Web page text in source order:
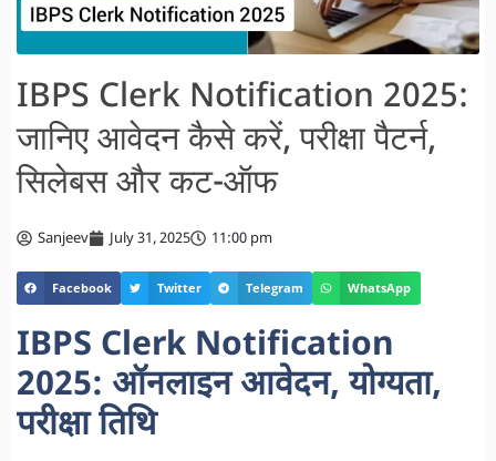
IBPS Clerk Notification 2025:
जानिए आवेदन कैसे करें, परीक्षा पैटर्न,
सिलेबस और कट-ऑफ
Sanjeev July 31, 2025 11:00 pm
Facebook Twitter Telegram WhatsApp
IBPS Clerk Notification
2025: ऑनलाइन आवेदन, योग्यता,
परीक्षा तिथि